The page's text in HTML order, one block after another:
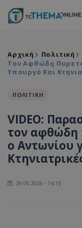
Αρχική Πολιτική
Τον Αφθώδη
Υπουργό Και
ΠΟΛΙΤΙΚΗ
VIDEO:
τον αφθώδη
ο Αντωνίου
29.05.2026 - 14:15